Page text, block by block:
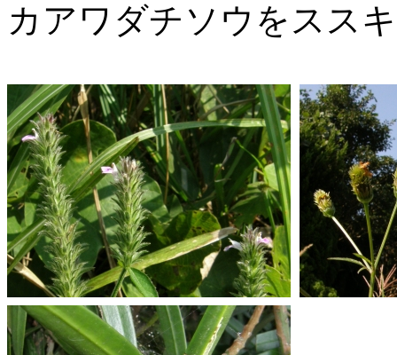
カアワダチソウをスス